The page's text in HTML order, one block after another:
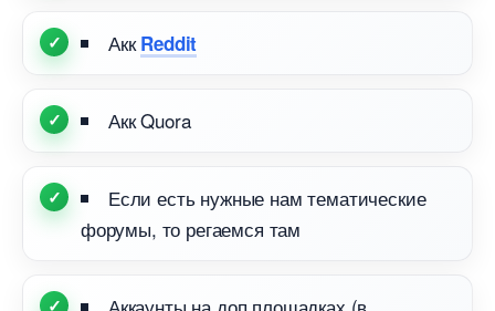
АккReddit
Акк Quora
Если есть нужные нам тематические
форумы, то регаемся там